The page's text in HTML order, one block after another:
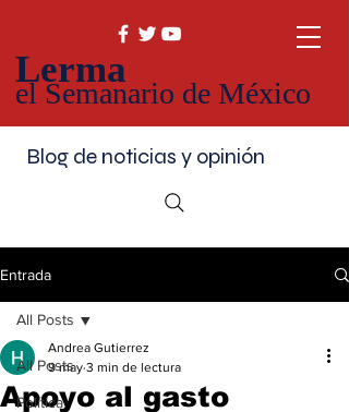
Lerma
el Semanario de México
Blog de noticias y opinión
Entrada
All Posts
Política
All Posts
Apoyo al gasto
Andrea Gutierrez
9 may 3 min de lectura